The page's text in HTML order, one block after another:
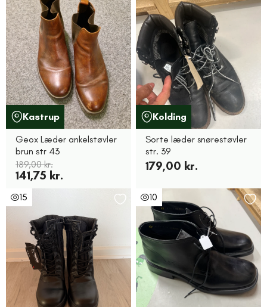
Kastrup
Geox Læder ankelstøvler
brun str 43
189,00 kr.
141,75 kr.
Kolding
Sorte læder snørestøvler
str. 39
179,00 kr.
15 10